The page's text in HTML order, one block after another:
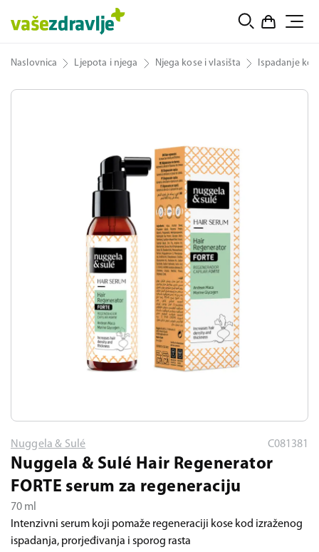
Naslovnica Ljepota i njega Njega kose i vlasišta Ispadanje
Nuggela & Sulé C081381
Nuggela & Sulé Hair Regenerator
FORTE serum za regeneraciju
70 ml
Intenzivni serum koji pomaže regeneraciji kose kod izraženog
ispadanja, prorjeđivanja i sporog rasta